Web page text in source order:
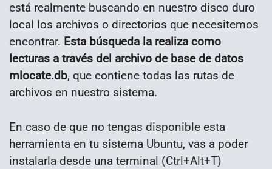
está realmente buscando en nuestro disco duro
local los archivos o directorios que necesitemos
encontrar. Esta búsqueda la realiza como
lecturas a través del archivo de base de datos
mlocate.db, que contiene todas las rutas de
archivos en nuestro sistema.
En caso de que no tengas disponible esta
herramienta en tu sistema Ubuntu, vas a poder
instalarla desde una terminal (Ctrl+Alt+T)